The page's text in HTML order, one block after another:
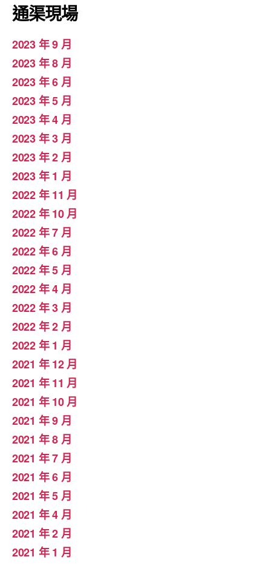
通渠現場
2023 年 9 月
2023 年 8 月
2023 年 6 月
2023 年 5 月
2023 年 4 月
2023 年 3 月
2023 年 2 月
2023 年 1 月
2022 年 11 月
2022 年 10 月
2022 年 7 月
2022 年 6 月
2022 年 5 月
2022 年 4 月
2022 年 3 月
2022 年 2 月
2022 年 1 月
2021 年 12 月
2021 年 11 月
2021 年 10 月
2021 年 9 月
2021 年 8 月
2021 年 7 月
2021 年 6 月
2021 年 5 月
2021 年 4 月
2021 年 2 月
2021 年 1 月